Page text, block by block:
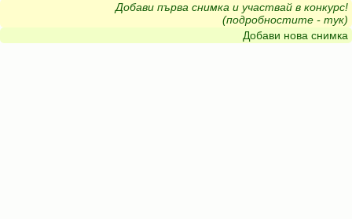
Добави първа снимка и участвай в конкурс!
(подробностите - тук)
Добави нова снимка